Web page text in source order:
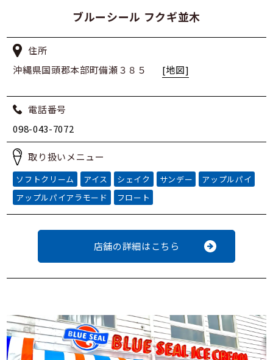
ブルーシール フクギ並木
住所
沖縄県国頭郡本部町備瀬３８５
[地図]
電話番号
098-043-7072
取り扱いメニュー
ソフトクリーム アイス シェイク サンデー
アップルパイ
アップルパイアラモード
フロート
店舗の詳細はこちら